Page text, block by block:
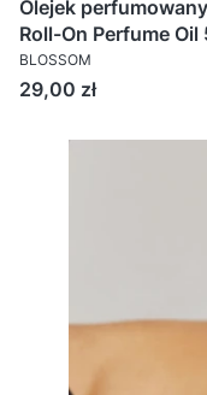
Olejek perfumowany 100%
Roll-On Perfume
BLOSSOM
Cena
29,00 zł